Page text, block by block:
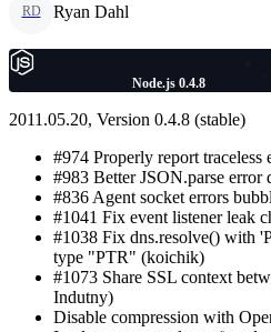
RD Ryan Dahl
Node.js 0.4.8
2011.05.20, Version 0.4.8 (stable)
#974 Properly report traceless
#983 Better JSON.parse error
#836 Agent socket errors
#1041 Fix event listener leak
#1038 Fix dns.resolve() with
type "PTR" (koichik)
#1073 Share SSL context
Indutny)
Disable compression with